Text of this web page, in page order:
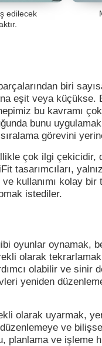
edilecek
biri
eşit veya
bu kavramı
bunu
görevini
çok ilgi çekicidir,
tasarımcıları,
kullanımı kolay bir
istediler.
oyunlar oynamak,
olarak
olabilir ve sinir
yeniden
olarak uyarmak,
ve
planlama ve işleme